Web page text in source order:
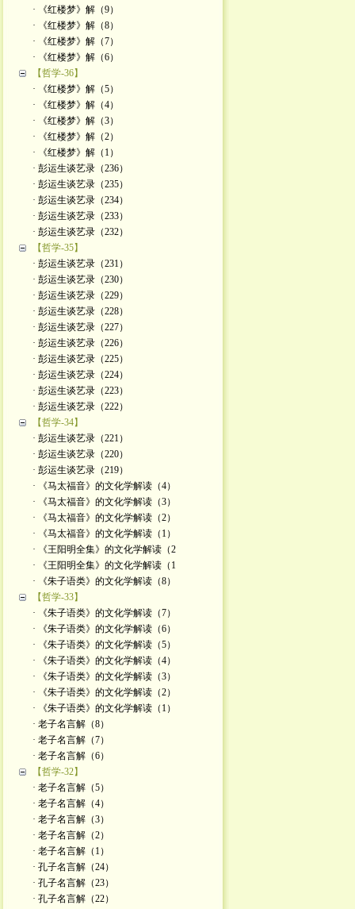
· 《红楼梦》解（9）
· 《红楼梦》解（8）
· 《红楼梦》解（7）
· 《红楼梦》解（6）
【哲学-36】
· 《红楼梦》解（5）
· 《红楼梦》解（4）
· 《红楼梦》解（3）
· 《红楼梦》解（2）
· 《红楼梦》解（1）
· 彭运生谈艺录（236）
· 彭运生谈艺录（235）
· 彭运生谈艺录（234）
· 彭运生谈艺录（233）
· 彭运生谈艺录（232）
【哲学-35】
· 彭运生谈艺录（231）
· 彭运生谈艺录（230）
· 彭运生谈艺录（229）
· 彭运生谈艺录（228）
· 彭运生谈艺录（227）
· 彭运生谈艺录（226）
· 彭运生谈艺录（225）
· 彭运生谈艺录（224）
· 彭运生谈艺录（223）
· 彭运生谈艺录（222）
【哲学-34】
· 彭运生谈艺录（221）
· 彭运生谈艺录（220）
· 彭运生谈艺录（219）
· 《马太福音》的文化学解读（4）
· 《马太福音》的文化学解读（3）
· 《马太福音》的文化学解读（2）
· 《马太福音》的文化学解读（1）
· 《王阳明全集》的文化学解读（2
· 《王阳明全集》的文化学解读（1
· 《朱子语类》的文化学解读（8）
【哲学-33】
· 《朱子语类》的文化学解读（7）
· 《朱子语类》的文化学解读（6）
· 《朱子语类》的文化学解读（5）
· 《朱子语类》的文化学解读（4）
· 《朱子语类》的文化学解读（3）
· 《朱子语类》的文化学解读（2）
· 《朱子语类》的文化学解读（1）
· 老子名言解（8）
· 老子名言解（7）
· 老子名言解（6）
【哲学-32】
· 老子名言解（5）
· 老子名言解（4）
· 老子名言解（3）
· 老子名言解（2）
· 老子名言解（1）
· 孔子名言解（24）
· 孔子名言解（23）
· 孔子名言解（22）